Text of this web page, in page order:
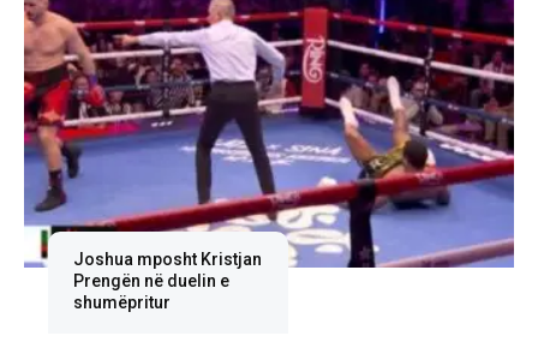
Joshua mposht Kristjan
Prengën në duelin e
shumëpritur